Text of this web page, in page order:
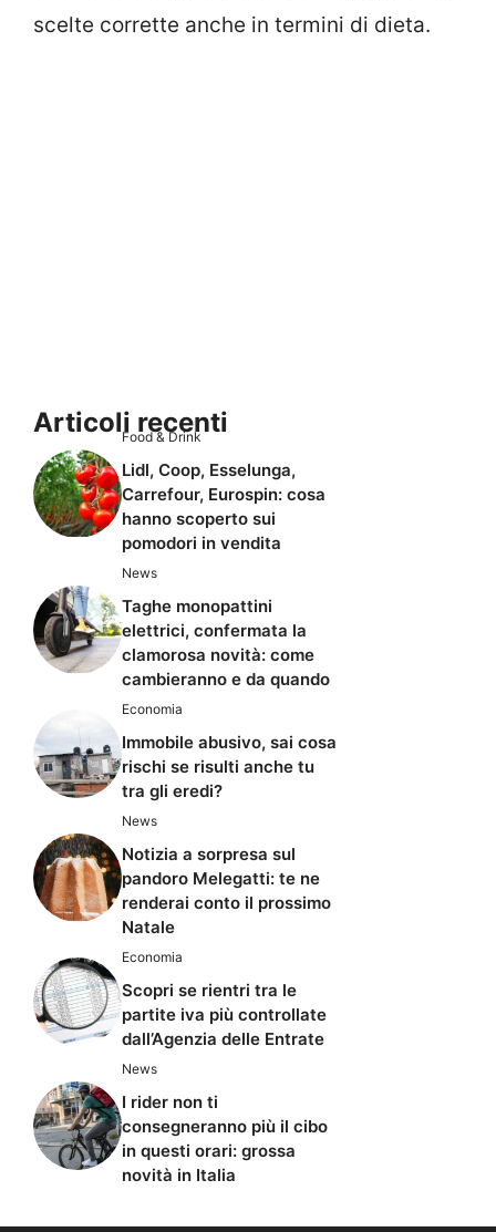
scelte corrette anche in termini di dieta.
Articoli recenti
Food & Drink
Lidl, Coop, Esselunga,
Carrefour, Eurospin: cosa
hanno scoperto sui
pomodori in vendita
News
Taghe monopattini
elettrici, confermata la
clamorosa novità: come
cambieranno e da quando
Economia
Immobile abusivo, sai cosa
rischi se risulti anche tu
tra gli eredi?
News
Notizia a sorpresa sul
pandoro Melegatti: te ne
renderai conto il prossimo
Natale
Economia
Scopri se rientri tra le
partite iva più controllate
dall’Agenzia delle Entrate
News
I rider non ti
consegneranno più il cibo
in questi orari: grossa
novità in Italia